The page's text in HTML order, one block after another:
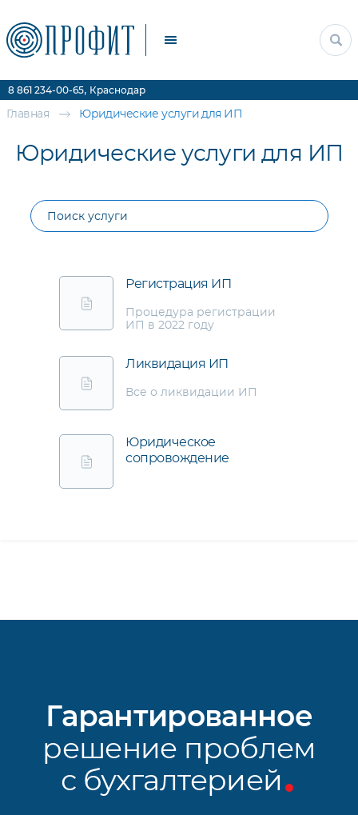
Цены
8 861 234-00-65, Краснодар
Главная Юридические услуги для ИП
Юридические услуги для ИП
Регистрация ИП
Процедура регистрации
ИП в 2022 году
Ликвидация ИП
Все о ликвидации ИП
Юридическое
сопровождение
Гарантированное
решение проблем
с бухгалтерией